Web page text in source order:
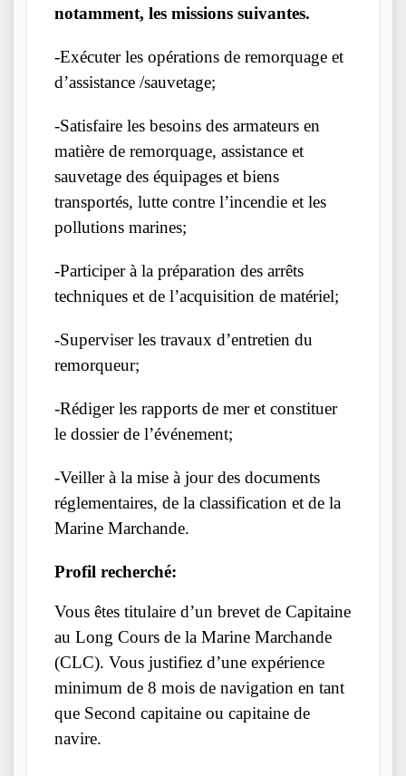
notamment, les missions suivantes.
-Exécuter les opérations de remorquage et
d’assistance /sauvetage;
-Satisfaire les besoins des armateurs en
matière de remorquage, assistance et
sauvetage des équipages et biens
transportés, lutte contre l’incendie et les
pollutions marines;
-Participer à la préparation des arrêts
techniques et de l’acquisition de matériel;
-Superviser les travaux d’entretien du
remorqueur;
-Rédiger les rapports de mer et constituer
le dossier de l’événement;
-Veiller à la mise à jour des documents
réglementaires, de la classification et de la
Marine Marchande.
Profil recherché:
Vous êtes titulaire d’un brevet de Capitaine
au Long Cours de la Marine Marchande
(CLC). Vous justifiez d’une expérience
minimum de 8 mois de navigation en tant
que Second capitaine ou capitaine de
navire.